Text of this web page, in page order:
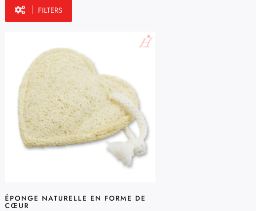
FILTERS
ÉPONGE NATURELLE EN FORME DE
CŒUR